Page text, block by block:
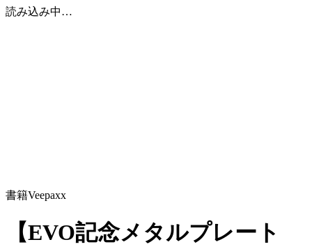
読み込み中…
書籍Veepaxx
【EVO記念メタルプレート